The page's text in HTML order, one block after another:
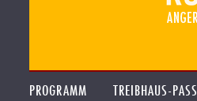
PROGRAMM TREIBHAUS-PASS